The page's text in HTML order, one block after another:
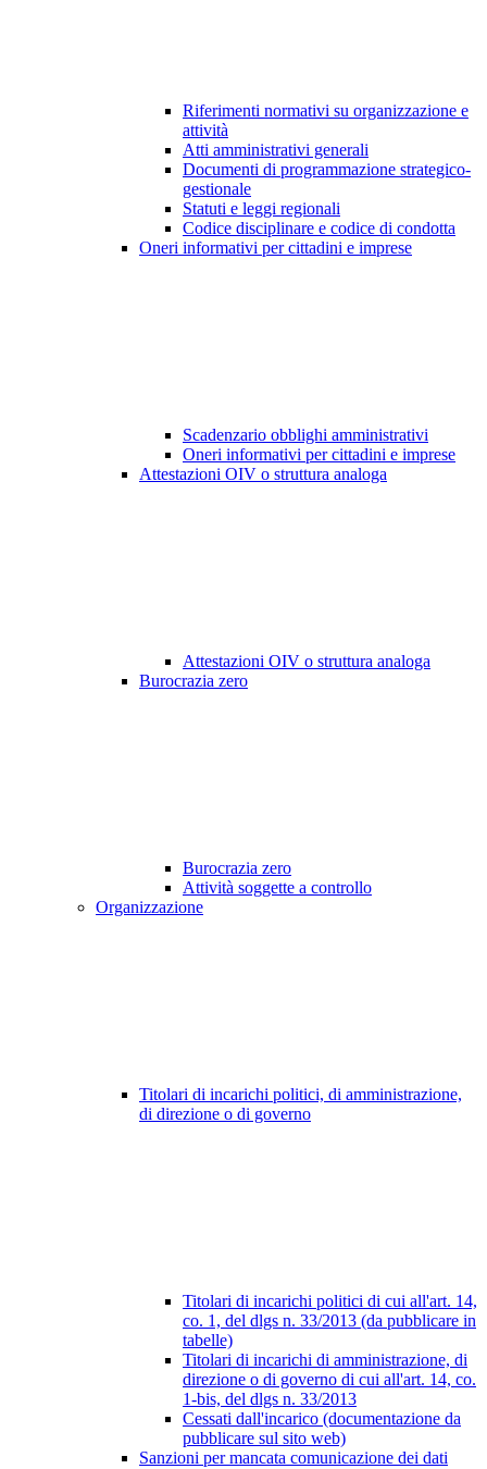
Riferimenti normativi su organizzazione e
attività
Atti amministrativi generali
Documenti di programmazione strategico-
gestionale
Statuti e leggi regionali
Codice disciplinare e codice di condotta
Oneri informativi per cittadini e imprese
Scadenzario obblighi amministrativi
Oneri informativi per cittadini e imprese
Attestazioni OIV o struttura analoga
Attestazioni OIV o struttura analoga
Burocrazia zero
Burocrazia zero
Attività soggette a controllo
Organizzazione
Titolari di incarichi politici, di amministrazione,
di direzione o di governo
Titolari di incarichi politici di cui all'art. 14,
co. 1, del dlgs n. 33/2013 (da pubblicare in
tabelle)
Titolari di incarichi di amministrazione, di
direzione o di governo di cui all'art. 14, co.
1-bis, del dlgs n. 33/2013
Cessati dall'incarico (documentazione da
pubblicare sul sito web)
Sanzioni per mancata comunicazione dei dati